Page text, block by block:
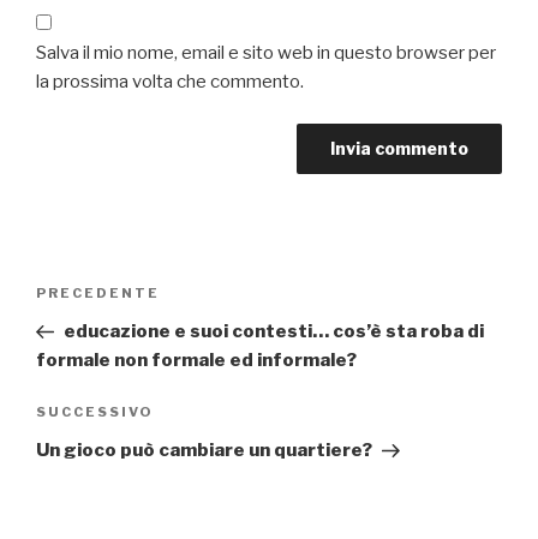
Salva il mio nome, email e sito web in questo browser per
la prossima volta che commento.
Navigazione
Articolo
precedente:
PRECEDENTE
educazione e suoi contesti… cos’è sta roba di
formale non formale ed informale?
Articolo
successivo
SUCCESSIVO
Un gioco può cambiare un quartiere?